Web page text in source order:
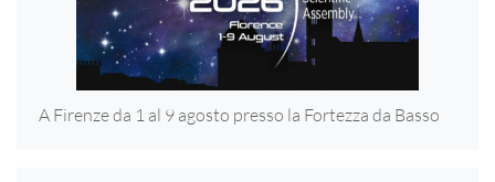
A Firenze da 1 al 9 agosto presso la Fortezza da Basso